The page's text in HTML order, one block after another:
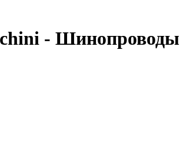
- Шинопроводы